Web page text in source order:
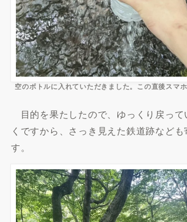
空のボトルに入れていただきました。この直後スマ
目的を果たしたので、ゆっくり戻って
くですから、さっき見えた鉄道跡など
す。